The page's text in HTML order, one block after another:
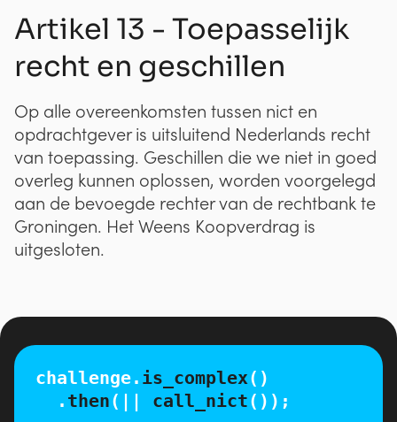
Artikel 13 - Toepasselijk
recht en geschillen
Op alle overeenkomsten tussen nict en
opdrachtgever is uitsluitend Nederlands recht
van toepassing. Geschillen die we niet in goed
overleg kunnen oplossen, worden voorgelegd
aan de bevoegde rechter van de rechtbank te
Groningen. Het Weens Koopverdrag is
uitgesloten.
challenge. is_complex()
. then(|| call_nict());